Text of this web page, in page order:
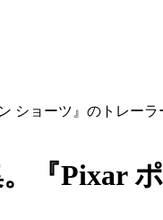
ショーツ』のトレーラ
『Pixar